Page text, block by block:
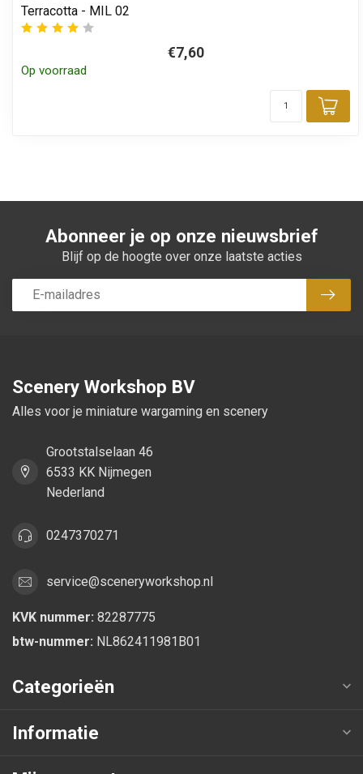
Terracotta - MIL 02
€7,60
Op voorraad
Abonneer je op onze nieuwsbrief
Blijf op de hoogte over onze laatste acties
Scenery Workshop BV
Alles voor je miniature wargaming en scenery
Grootstalselaan 46
6533 KK Nijmegen
Nederland
0247370271
service@sceneryworkshop.nl
KVK nummer: 82287775
btw-nummer: NL862411981B01
Categorieën
Informatie